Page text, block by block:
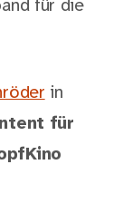
für die
in
für